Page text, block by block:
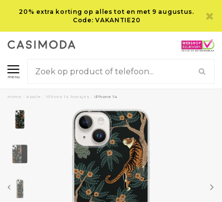
20% extra korting op alles tot en met 9 augustus.
Code: VAKANTIE20
menu
Home Apple iPhone 14 hoesjes iPhone 14